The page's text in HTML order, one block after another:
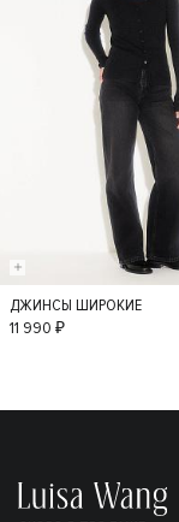
36
ДЖИНСЫ ШИРОКИЕ
11 990 ₽